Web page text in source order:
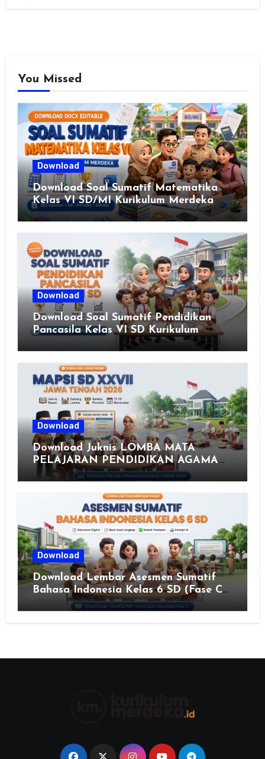
You Missed
Download
Download Soal Sumatif Matematika
Kelas VI SD/MI Kurikulum Merdeka
Download
Download Soal Sumatif Pendidikan
Pancasila Kelas VI SD Kurikulum
Merdeka, Solusi Praktis Guru
Download
Download Juknis LOMBA MATA
PELAJARAN PENDIDIKAN AGAMA
ISLAM DAN SENI ISLAMI (MAPSI)
SEKOLAH DASAR XXVII PROVINSI
JAWA TENGAH TAHUN 2026
Download
Download Lembar Asesmen Sumatif
Bahasa Indonesia Kelas 6 SD (Fase C)
– Bank Soal & Rubrik Penilaian